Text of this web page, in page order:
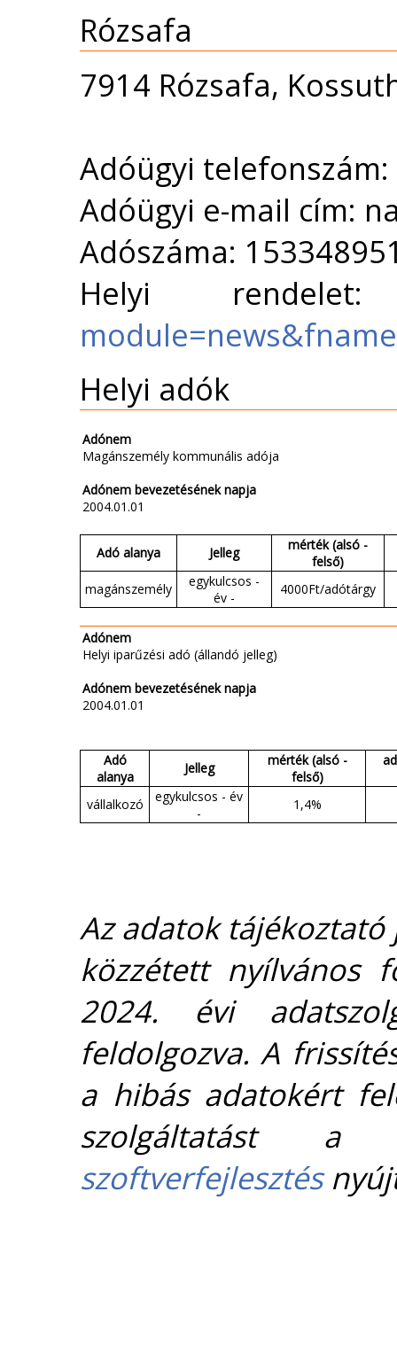
Rózsafa
7914 Rózsafa,
Adóügyi
Adóügyi e-mail cím:
Adószáma:
Helyi
Helyi adók
Adónem
Magánszemély kommunális adója
Adónem bevezetésének napja
2004.01.01
Adó alanya Jelleg
mérték (alsó -
felső)
magánszemély
egykulcsos -
év -
4000Ft/adótárgy
Adónem
Helyi iparűzési adó (állandó jelleg)
Adónem bevezetésének napja
2004.01.01
Adó
alanya
Jelleg
mérték (alsó -
felső)
vállalkozó
egykulcsos - év
-
1,4%
Az adatok
közzétett nyílvános
2024. évi
feldolgozva. A
a hibás adatokért
szolgáltatást
szoftverfejlesztés